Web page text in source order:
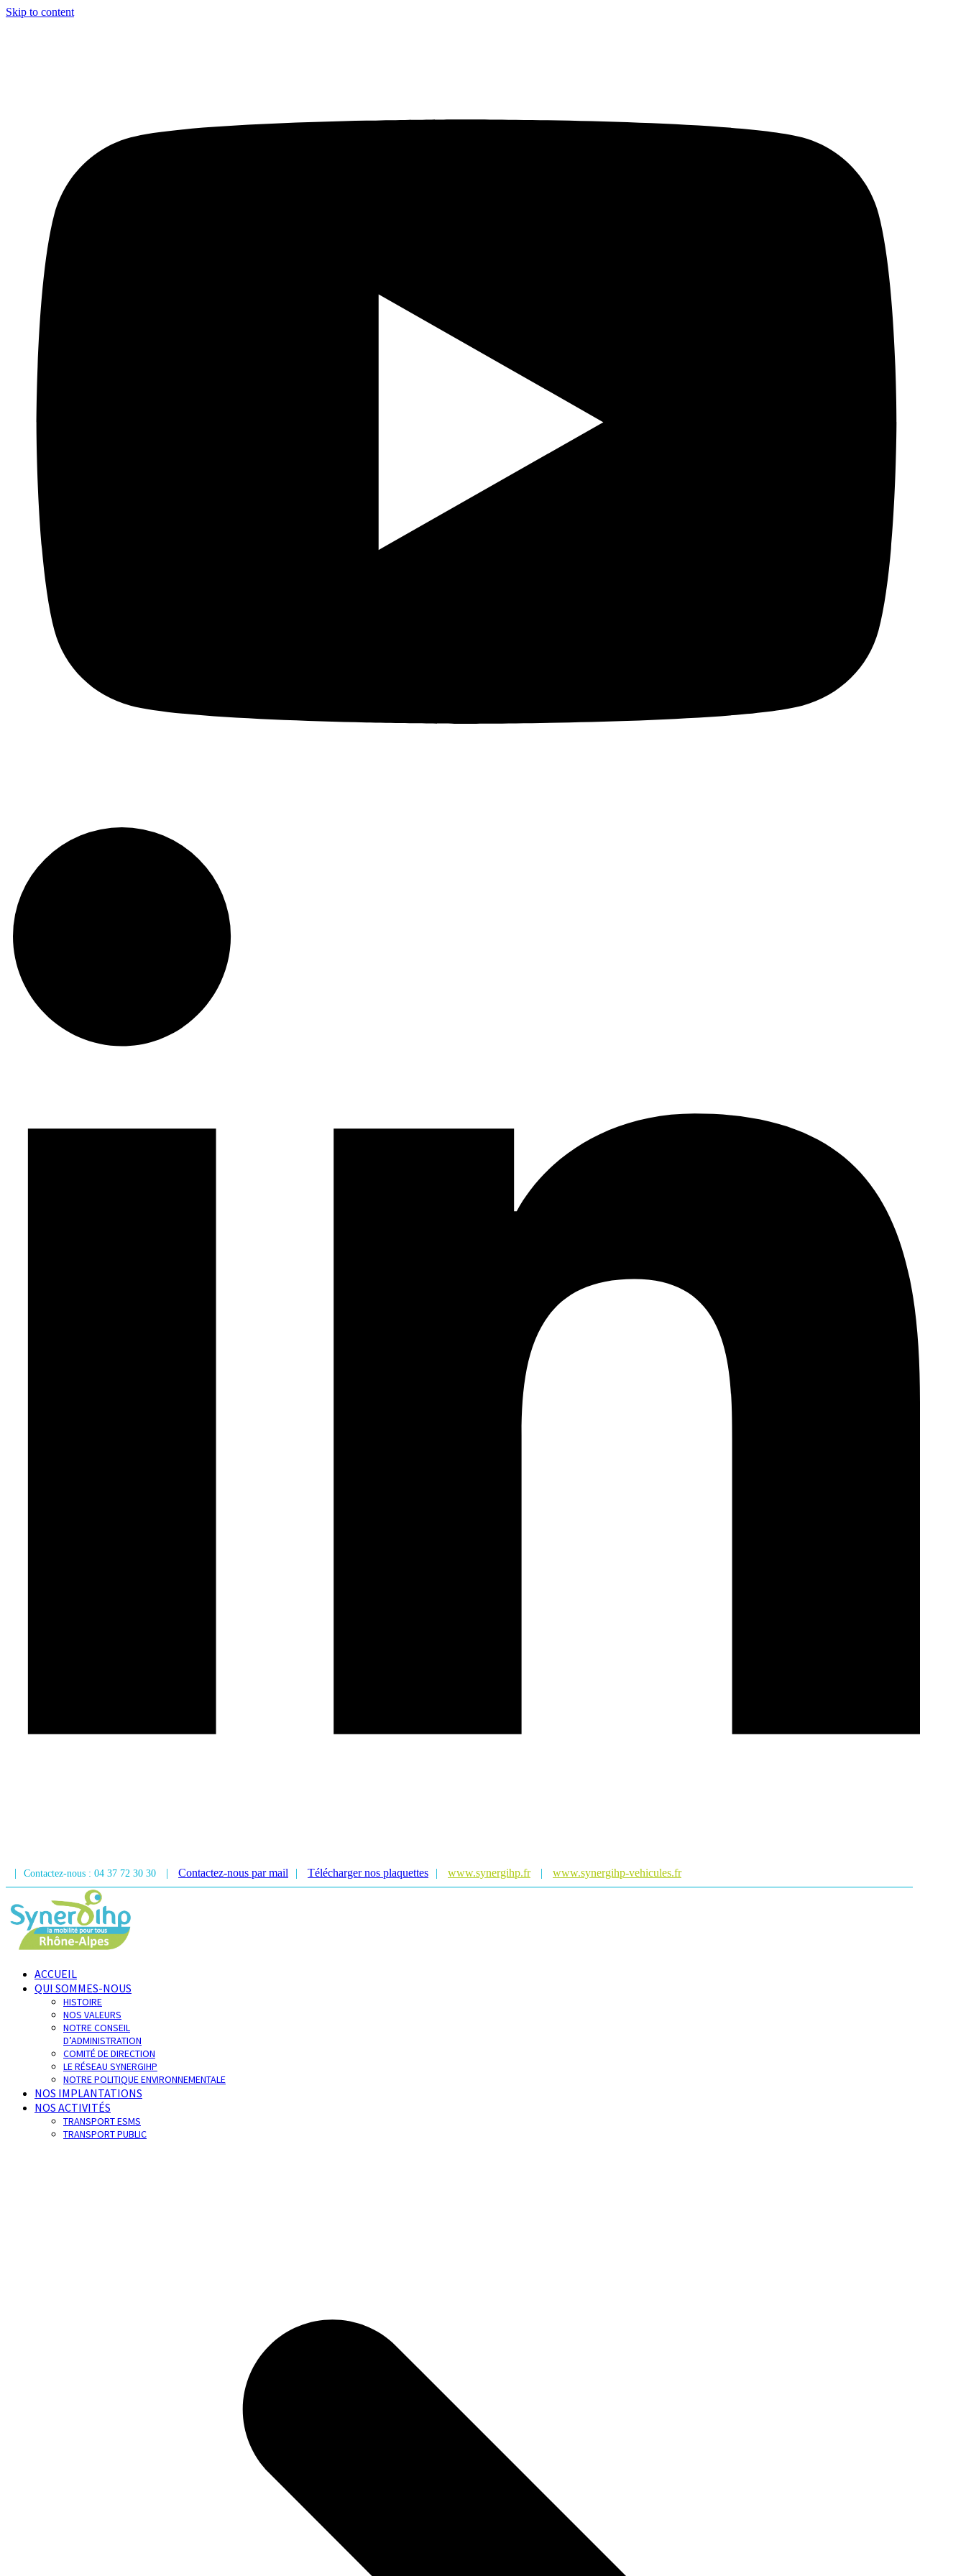
Skip to content
| Contactez-nous : 04 37 72 30 30 | Contactez-nous par mail | Télécharger nos plaquettes | www.synergihp.fr | www.synergihp-vehicules.fr
ACCUEIL
QUI SOMMES-NOUS
HISTOIRE
NOS VALEURS
NOTRE CONSEIL
D’ADMINISTRATION
COMITÉ DE DIRECTION
LE RÉSEAU SYNERGIHP
NOTRE POLITIQUE ENVIRONNEMENTALE
NOS IMPLANTATIONS
NOS ACTIVITÉS
TRANSPORT ESMS
TRANSPORT PUBLIC